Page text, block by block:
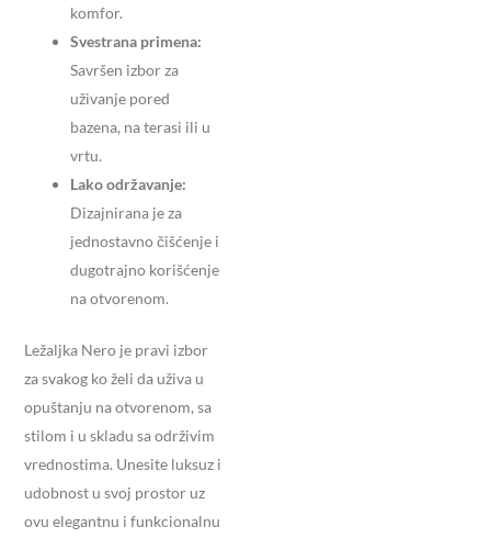
komfor.
Svestrana primena:
Savršen izbor za
uživanje pored
bazena, na terasi ili u
vrtu.
Lako održavanje:
Dizajnirana je za
jednostavno čišćenje i
dugotrajno korišćenje
na otvorenom.
Ležaljka Nero je pravi izbor
za svakog ko želi da uživa u
opuštanju na otvorenom, sa
stilom i u skladu sa održivim
vrednostima. Unesite luksuz i
udobnost u svoj prostor uz
ovu elegantnu i funkcionalnu